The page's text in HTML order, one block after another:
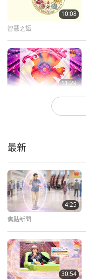
10:08
智慧之語
11:29
最新
4:25
焦點新聞
30:54